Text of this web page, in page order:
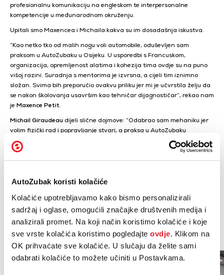
AutoZubak koristi kolačiće
Kolačiće upotrebljavamo kako bismo personalizirali
sadržaj i oglase, omogućili značajke društvenih medija i
analizirali promet. Na koji način koristimo kolačiće i koje
sve vrste kolačića koristimo pogledajte ovdje. Klikom na
OK prihvaćate sve kolačiće. U slučaju da želite sami
odabrati kolačiće to možete učiniti u Postavkama.
profesionalnu komunikaciju na engleskom te interpersonalne
kompetencije u međunarodnom okruženju.
Upitali smo Maxencea i Michaila kakva su im dosadašnja iskustva.
“Kao netko tko od malih nogu voli automobile, oduševljen sam
praksom u AutoZubaku u Osijeku. U usporedbi s Francuskom,
organizacija, opremljenost alatima i kohezija tima ovdje su na puno
višoj razini. Suradnja s mentorima je izvrsna, a cijeli tim iznimno
složan. Svima bih preporučio ovakvu priliku jer mi je učvrstila želju da
se nakon školovanja usavršim kao tehničar dijagnostičar”, rekao nam
je Maxence Petit.
Michail Giraudeau dijeli slične dojmove: “Odabrao sam mehaniku jer
volim fizički rad i popravljanje stvari, a praksa u AutoZubaku
pokazala mi je koliko dobra atmosfera i vrhunska opremljenost znače
za radni dan. Ljudi su iznimno dragi i vlada pozitivna energija uz
puno smijeha, iako je tempo rada ponekad sporiji pa dani znaju biti
da učvrstim svoje buduće ciljeve.”
Ovaj projekt doprinosi povezivanju obrazovanja s tržištem rada te
jačanju suradnje između Francuske i Hrvatske, potvrđujući
posvećenost AutoZubaka u obrazovanju budućih stručnjaka u
automobilskom sektoru.